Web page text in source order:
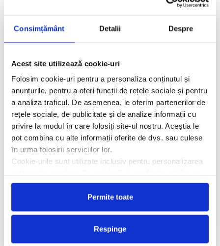
Consimțământ Detalii Despre
Acest site utilizează cookie-uri
Folosim cookie-uri pentru a personaliza conținutul și
anunțurile, pentru a oferi funcții de rețele sociale și pentru
a analiza traficul. De asemenea, le oferim partenerilor de
rețele sociale, de publicitate și de analize informații cu
privire la modul în care folosiți site-ul nostru. Aceștia le
pot combina cu alte informații oferite de dvs. sau culese
în urma folosirii serviciilor lor.
Cookie-urile sunt utilizate inclusiv pentru personalizarea
Permite toate
Respinge
statiunea La Romana din regiunea Bayahibe - Republica
au la dispozitie o larga si variata paleta de activitati si facilitati
savureaza specialitati fine frantuzesti intr-un cadru romantic.
Cazinoul hotelului este un alt loc de atractie cu mesele sale de
joc si automatele de jocuri. Centrul spa luxos, centrul de fitness
modern si sporturile nautice sunt foarte apreciate de turisti.
Oaspetii pot sari in ocean de la trambulina sau pot lua lectii de
dans.